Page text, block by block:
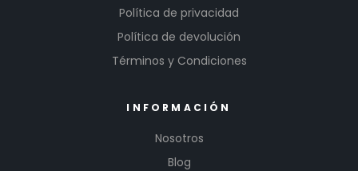
Política de privacidad
Política de devolución
Términos y Condiciones
INFORMACIÓN
Nosotros
Blog